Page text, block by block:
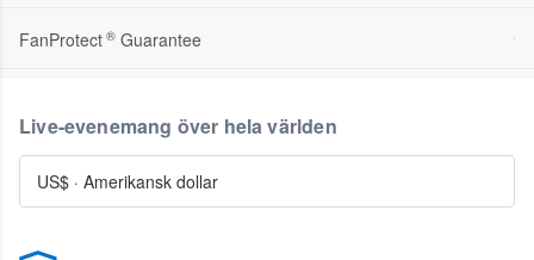
FanProtect ® Guarantee
Live-evenemang över hela världen
US$ · Amerikansk dollar